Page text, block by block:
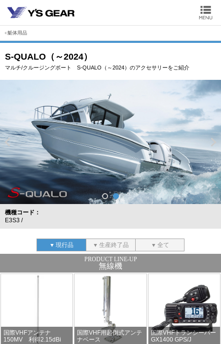
艇体用品
S-QUALO（～2024）
マルチ/クルージングボート S-QUALO（～2024）のアクセサリーをご紹介
機種コード
E3S3
現行品 生産終了品 全て
無線機
国際VHFアンテナ
150MV 利得2.15dBi
国際VHF用起倒式アンテ
ナベース
国際VHFトランシーバー
GX1400 GPS/J